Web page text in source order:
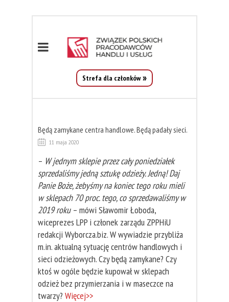
Strefa dla członków
Będą zamykane centra handlowe. Będą padały sieci.
11 maja 2020
– W jednym sklepie przez cały poniedziałek
sprzedaliśmy jedną sztukę odzieży. Jedną! Daj
Panie Boże, żebyśmy na koniec tego roku mieli
w sklepach 70 proc. tego, co sprzedawaliśmy w
2019 roku– mówi Sławomir Łoboda,
wiceprezes LPP i członek zarządu ZPPHiU
redakcji Wyborcza.biz. W wywiadzie przybliża
m.in. aktualną sytuację centrów handlowych i
sieci odzieżowych. Czy będą zamykane? Czy
ktoś w ogóle będzie kupował w sklepach
odzież bez przymierzania i w maseczce na
twarzy? Więcej>>